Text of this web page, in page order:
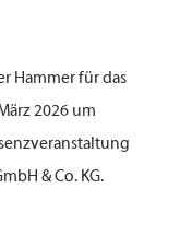
Hammer für das
2026 um
& Co. KG.